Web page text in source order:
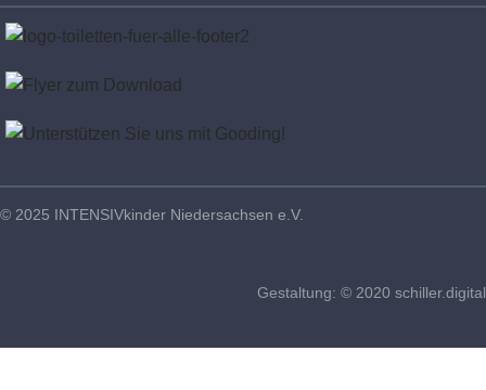
© 2025 INTENSIVkinder Niedersachsen e.V.
Gestaltung: © 2020 schiller.digital